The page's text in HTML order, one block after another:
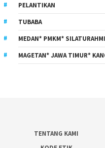
PELANTIKAN
TUBABA
MEDAN* PMKM*
MAGETAN* JAWA TIMUR*
TENTANG KAMI